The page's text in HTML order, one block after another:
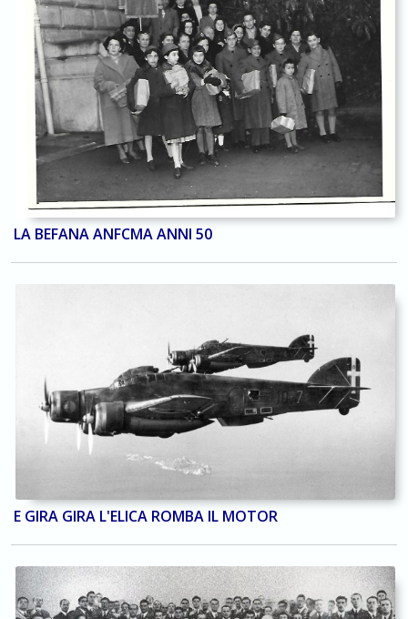
LA BEFANA ANFCMA ANNI 50
E GIRA GIRA L'ELICA ROMBA IL MOTOR